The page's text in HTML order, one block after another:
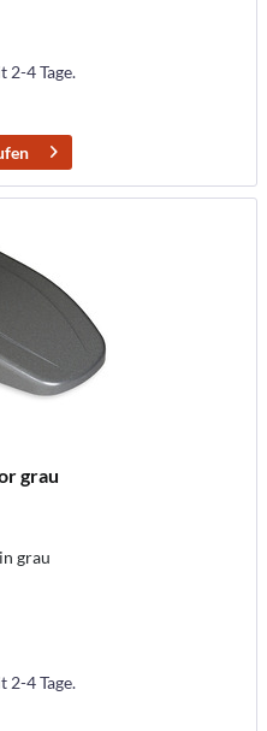
2-4 Tage.
grau
grau
2-4 Tage.